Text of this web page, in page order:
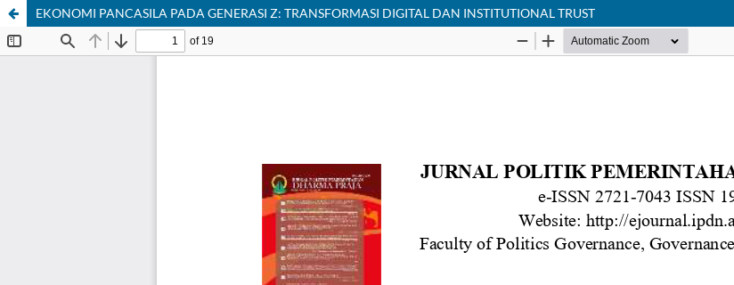
EKONOMI PANCASILA PADA GENERASI Z: TRANSFORMASI DIGITAL DAN INSTITUTIONAL TRUST